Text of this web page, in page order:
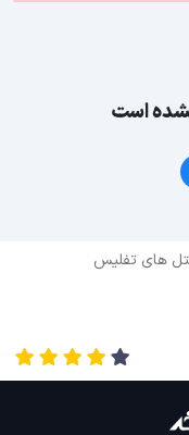
است
های تفلیس